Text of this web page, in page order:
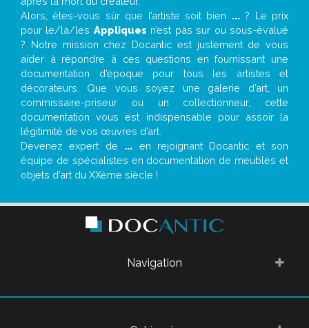
Alors, êtes-vous sûr que l’artiste soit bien ...? Le prix
pour le/la/les Appliques n’est pas sur ou sous-évalué
? Notre mission chez Docantic est justement de vous
aider à répondre à ces questions en fournissant une
documentation d’époque pour tous les artistes et
décorateurs. Que vous soyez une galerie d’art, un
commissaire-priseur ou un collectionneur, cette
documentation vous est indispensable pour assoir la
légitimité de vos œuvres d’art.
Devenez expert de ... en rejoignant Docantic et son
équipe de spécialistes en documentation de meubles et
objets d’art du XXème siècle !
Navigation